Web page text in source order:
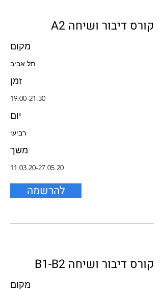
קורס דיבור ושיחה A2
מקום
תל אביב
זמן
19:00-21:30
יום
רביעי
משך
11.03.20-27.05.20
להרשמה
קורס דיבור ושיחה B1-B2
מקום